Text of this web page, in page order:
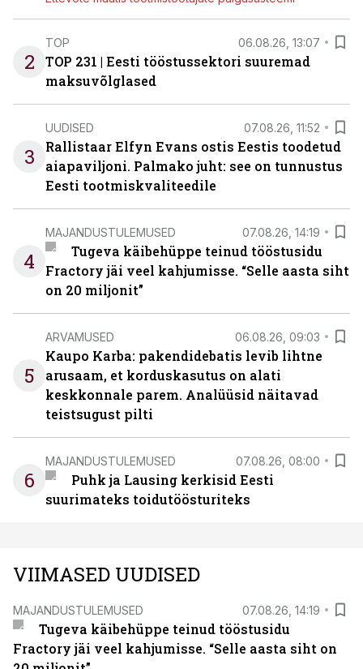
2
TOP 06.08.26, 13:07
TOP 231 | Eesti tööstussektori suuremad
maksuvõlglased
3
UUDISED 07.08.26, 11:52
Rallistaar Elfyn Evans ostis Eestis toodetud
aiapaviljoni. Palmako juht: see on tunnustus
Eesti tootmiskvaliteedile
4
MAJANDUSTULEMUSED 07.08.26, 14:19
Tugeva käibehüppe teinud tööstusidu
Fractory jäi veel kahjumisse. “Selle aasta siht
on 20 miljonit”
5
ARVAMUSED 06.08.26, 09:03
Kaupo Karba: pakendidebatis levib lihtne
arusaam, et korduskasutus on alati
keskkonnale parem. Analüüsid näitavad
teistsugust pilti
6
MAJANDUSTULEMUSED 07.08.26, 08:00
Puhk ja Lausing kerkisid Eesti
suurimateks toidutöösturiteks
VIIMASED UUDISED
MAJANDUSTULEMUSED 07.08.26, 14:19
Tugeva käibehüppe teinud tööstusidu
Fractory jäi veel kahjumisse. “Selle aasta siht on